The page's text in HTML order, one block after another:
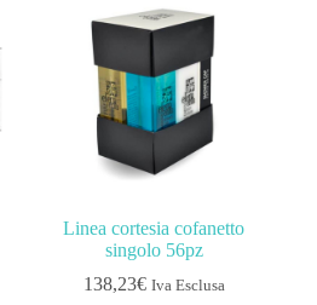
Linea cortesia cofanetto
singolo 56pz
138,23€ Iva Esclusa